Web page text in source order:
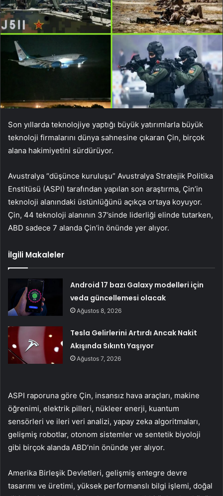
Son yıllarda teknolojiye yaptığı büyük yatırımlarla büyük
teknoloji firmalarını dünya sahnesine çıkaran Çin, birçok
alana hakimiyetini sürdürüyor.
Avustralya “düşünce kuruluşu” Avustralya Stratejik Politika
Enstitüsü (ASPI) tarafından yapılan son araştırma, Çin’in
teknoloji alanındaki üstünlüğünü açıkça ortaya koyuyor.
Çin, 44 teknoloji alanının 37’sinde liderliği elinde tutarken,
ABD sadece 7 alanda Çin’in önünde yer alıyor.
İlgili Makaleler
Android 17 bazı Galaxy modelleri için
veda güncellemesi olacak
Ağustos 8, 2026
Tesla Gelirlerini Artırdı Ancak Nakit
Akışında Sıkıntı Yaşıyor
Ağustos 7, 2026
ASPI raporuna göre Çin, insansız hava araçları, makine
öğrenimi, elektrik pilleri, nükleer enerji, kuantum
sensörleri ve ileri veri analizi, yapay zeka algoritmaları,
gelişmiş robotlar, otonom sistemler ve sentetik biyoloji
gibi birçok alanda ABD’nin önünde yer alıyor.
Amerika Birleşik Devletleri, gelişmiş entegre devre
tasarımı ve üretimi, yüksek performanslı bilgi işlemi, doğal